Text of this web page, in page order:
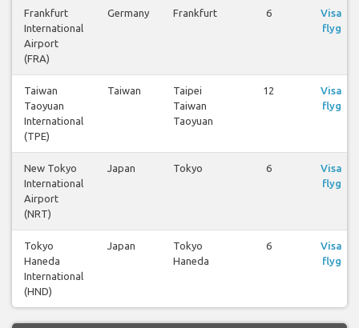
Frankfurt
International
Airport
(FRA)
Germany Frankfurt 6
Visa
flyg
Taiwan
Taoyuan
International
(TPE)
Taiwan
Taipei
Taiwan
Taoyuan
12
Visa
flyg
New Tokyo
International
Airport
(NRT)
Japan Tokyo 6
Visa
flyg
Tokyo
Haneda
International
(HND)
Japan
Tokyo
Haneda
6
Visa
flyg